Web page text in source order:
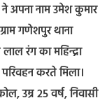
अपना नाम उमेश कुमार
गणेशपुर थाना
रंग का महिन्द्रा
करते मिला।
उम्र 25 वर्ष, निवासी